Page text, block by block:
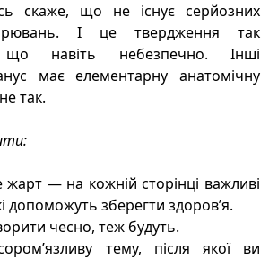
скаже, що не існує серйозних
І це твердження так
що навіть небезпечно. Інші
має елементарну анатомічну
так.
жарт — на кожній сторінці важливі
допоможуть зберегти здоров’я.
чесно, теж будуть.
тему, після якої ви